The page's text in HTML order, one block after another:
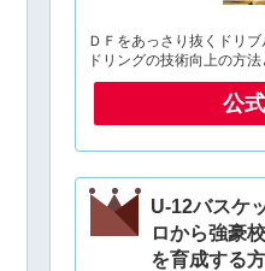
ＤＦをあっさり抜くドリ
ドリングの技術向上の方法
公
U-12バスケ
ロから強豪
を育成する